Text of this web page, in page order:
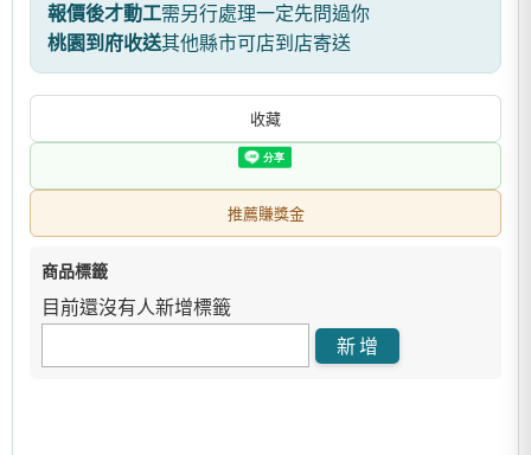
報價後才動工需另行處理一定先問過你
桃園到府收送其他縣市可店到店寄送
收藏
推薦賺獎金
商品標籤
目前還沒有人新增標籤